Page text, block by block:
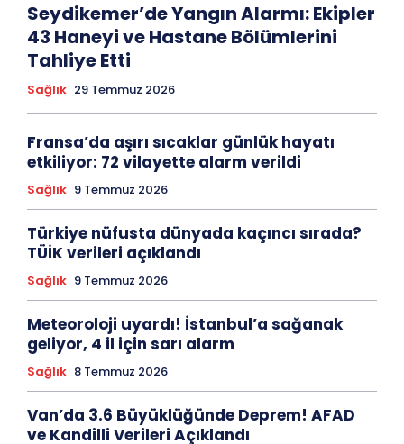
Seydikemer’de Yangın Alarmı: Ekipler
43 Haneyi ve Hastane Bölümlerini
Tahliye Etti
Sağlık 29 Temmuz 2026
Fransa’da aşırı sıcaklar günlük hayatı
etkiliyor: 72 vilayette alarm verildi
Sağlık 9 Temmuz 2026
Türkiye nüfusta dünyada kaçıncı sırada?
TÜİK verileri açıklandı
Sağlık 9 Temmuz 2026
Meteoroloji uyardı! İstanbul’a sağanak
geliyor, 4 il için sarı alarm
Sağlık 8 Temmuz 2026
Van’da 3.6 Büyüklüğünde Deprem! AFAD
ve Kandilli Verileri Açıklandı